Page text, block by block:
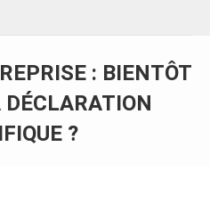
: BIENTÔT
?